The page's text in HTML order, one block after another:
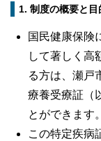
1. 制度の概要と目
国民健康保険
して著しく高
る方は、瀬戸
療養受療証（
とができます。
この特定疾病